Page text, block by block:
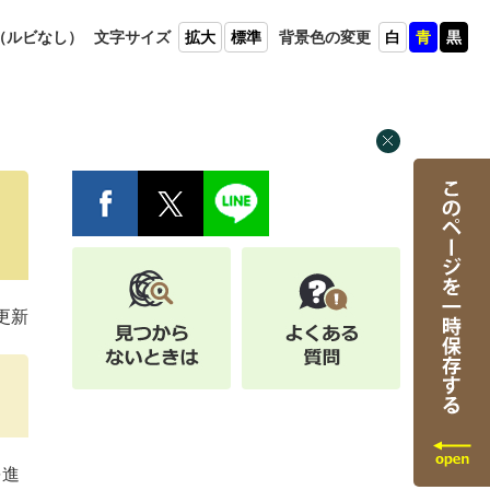
（ルビなし） 文字サイズ 拡大 標準 背景色の変更 白 青 黒
新